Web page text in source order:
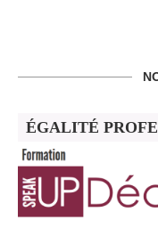
ÉGALITÉ